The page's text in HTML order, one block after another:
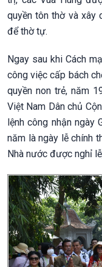
quyền tôn thờ và xây
để thờ tự.
Ngay sau khi Cách
công việc cấp bách
quyền non trẻ, năm
Việt Nam Dân chủ
lệnh công nhận ngày
năm là ngày lễ chính
Nhà nước được nghỉ